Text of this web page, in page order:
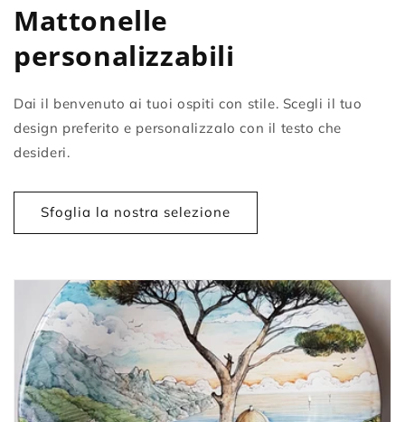
Mattonelle
personalizzabili
Dai il benvenuto ai tuoi ospiti con stile. Scegli il tuo
design preferito e personalizzalo con il testo che
desideri.
Sfoglia la nostra selezione